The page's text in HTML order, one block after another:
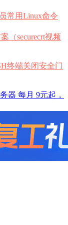
常用Linux命令
（securecrt视频
终端关闭安全门
器 每月 9元起，